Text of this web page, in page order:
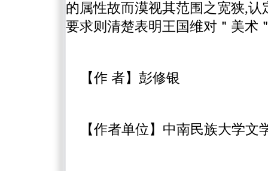
的属性故而漠视其范围之宽狭,
要求则清楚表明王国维对＂美术
【作 者】彭修银
【作者单位】中南民族大学